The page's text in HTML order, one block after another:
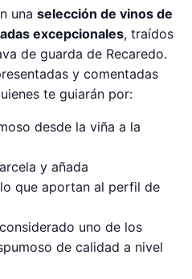
una selección de vinos de
excepcionales, traídos
de guarda de Recaredo.
y comentadas
te guiarán por:
desde la viña a la
y añada
que aportan al perfil de
uno de los
de calidad a nivel